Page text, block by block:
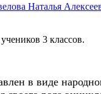
Наталья
3 классов.
в виде